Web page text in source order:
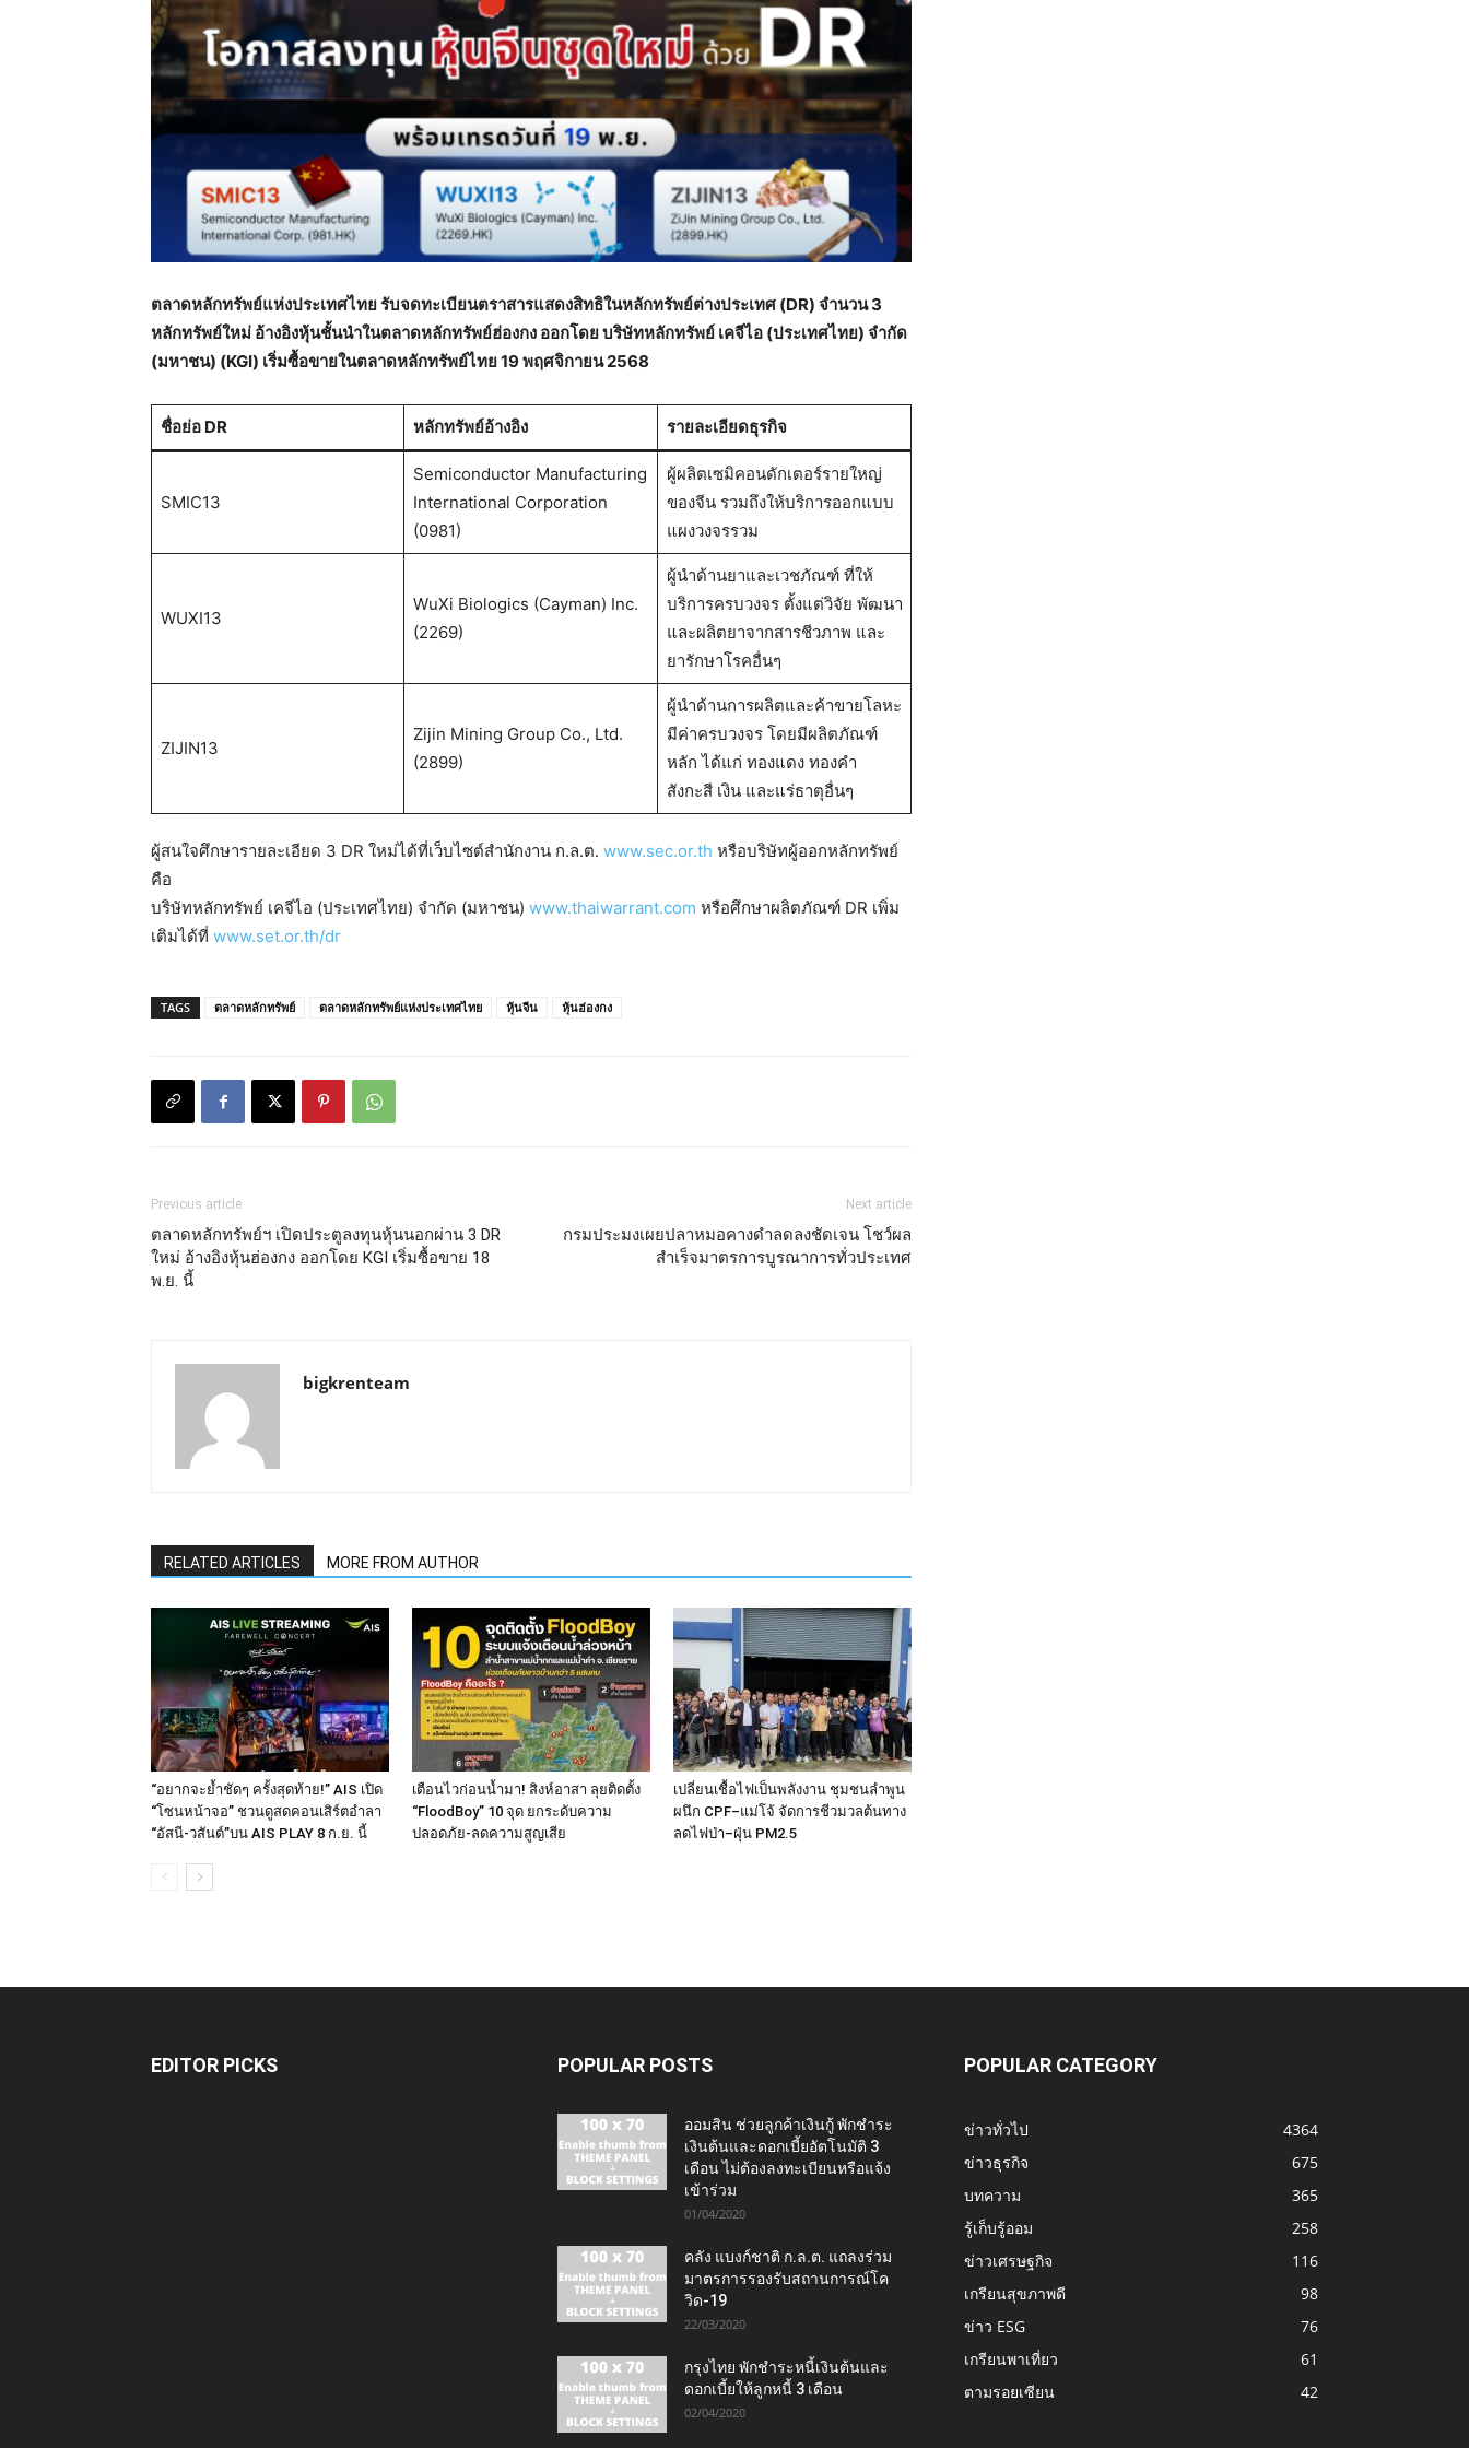
ตลาดหลักทรัพย์แห่งประเทศไทย รับจดทะเบียนตราสารแสดงสิทธิในหลักทรัพย์ต่างประเทศ (DR) จำนวน 3
หลักทรัพย์ใหม่ อ้างอิงหุ้นชั้นนำในตลาดหลักทรัพย์ฮ่องกง ออกโดย บริษัทหลักทรัพย์ เคจีไอ (ประเทศไทย) จำกัด
(มหาชน) (KGI) เริ่มซื้อขายในตลาดหลักทรัพย์ไทย 19 พฤศจิกายน 2568
ชื่อย่อDR หลักทรัพย์อ้างอิง รายละเอียดธุรกิจ
SMIC13
Semiconductor Manufacturing
International Corporation
(0981)
ผู้ผลิตเซมิคอนดักเตอร์รายใหญ่
ของจีน รวมถึงให้บริการออกแบบ
แผงวงจรรวม
WUXI13
WuXi Biologics (Cayman) Inc.
(2269)
ผู้นำด้านยาและเวชภัณฑ์ ที่ให้
บริการครบวงจร ตั้งแต่วิจัย พัฒนา
และผลิตยาจากสารชีวภาพ และ
ยารักษาโรคอื่นๆ
ZIJIN13
Zijin Mining Group Co., Ltd.
(2899)
ผู้นำด้านการผลิตและค้าขายโลหะ
มีค่าครบวงจร โดยมีผลิตภัณฑ์
หลัก ได้แก่ ทองแดง ทองคำ
สังกะสี เงิน และแร่ธาตุอื่นๆ
ผู้สนใจศึกษารายละเอียด 3 DR ใหม่ได้ที่เว็บไซต์สำนักงาน ก.ล.ต. www.sec.or.th หรือบริษัทผู้ออกหลักทรัพย์
คือ
บริษัทหลักทรัพย์ เคจีไอ (ประเทศไทย) จำกัด (มหาชน) www.thaiwarrant.com หรือศึกษาผลิตภัณฑ์ DR เพิ่ม
เติมได้ที่ www.set.or.th/dr
TAGS ตลาดหลักทรัพย์ ตลาดหลักทรัพย์แห่งประเทศไทย หุ้นจีน หุ้นฮ่องกง
Previous article
ตลาดหลักทรัพย์ฯ เปิดประตูลงทุนหุ้นนอกผ่าน 3 DR
ใหม่ อ้างอิงหุ้นฮ่องกง ออกโดย KGI เริ่มซื้อขาย 18
พ.ย. นี้
Next article
กรมประมงเผยปลาหมอคางดำลดลงชัดเจน โชว์ผล
สำเร็จมาตรการบูรณาการทั่วประเทศ
bigkrenteam
RELATED ARTICLES MORE FROM AUTHOR
“อยากจะย้ำชัดๆ ครั้งสุดท้าย!” AIS เปิด
“โซนหน้าจอ” ชวนดูสดคอนเสิร์ตอำลา
“อัสนี-วสันต์”บน AIS PLAY 8 ก.ย. นี้
เตือนไวก่อนน้ำมา! สิงห์อาสา ลุยติดตั้ง
“FloodBoy” 10 จุด ยกระดับความ
ปลอดภัย-ลดความสูญเสีย
เปลี่ยนเชื้อไฟเป็นพลังงาน ชุมชนลำพูน
ผนึก CPF–แม่โจ้ จัดการชีวมวลต้นทาง
ลดไฟป่า–ฝุ่น PM2.5
EDITOR PICKS POPULAR POSTS
ออมสิน ช่วยลูกค้าเงินกู้ พักชำระ
เงินต้นและดอกเบี้ยอัตโนมัติ 3
เดือน ไม่ต้องลงทะเบียนหรือแจ้ง
เข้าร่วม
01/04/2020
คลัง แบงก์ชาติ ก.ล.ต. แถลงร่วม
มาตรการรองรับสถานการณ์โค
วิด-19
22/03/2020
กรุงไทย พักชำระหนี้เงินต้นและ
ดอกเบี้ยให้ลูกหนี้ 3 เดือน
02/04/2020
POPULAR CATEGORY
ข่าวทั่วไป
4364
ข่าวธุรกิจ
675
บทความ
365
รู้เก็บรู้ออม
258
ข่าวเศรษฐกิจ
116
เกรียนสุขภาพดี
98
ข่าว ESG
76
เกรียนพาเที่ยว
61
ตามรอยเซียน
42